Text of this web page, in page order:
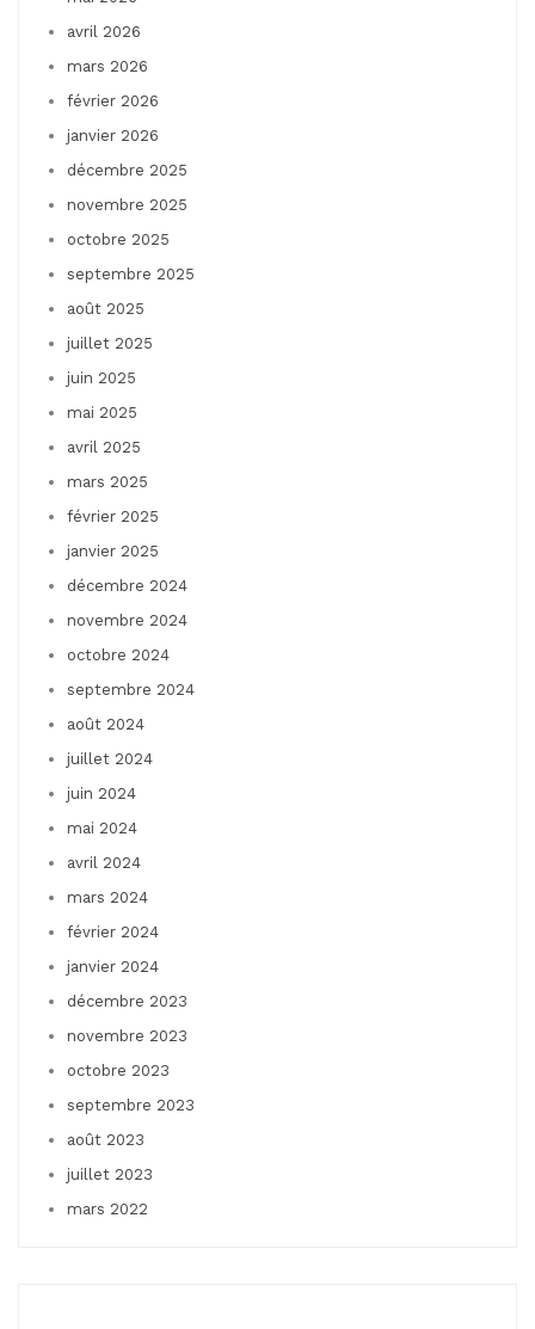
avril 2026
mars 2026
février 2026
janvier 2026
décembre 2025
novembre 2025
octobre 2025
septembre 2025
août 2025
juillet 2025
juin 2025
mai 2025
avril 2025
mars 2025
février 2025
janvier 2025
décembre 2024
novembre 2024
octobre 2024
septembre 2024
août 2024
juillet 2024
juin 2024
mai 2024
avril 2024
mars 2024
février 2024
janvier 2024
décembre 2023
novembre 2023
octobre 2023
septembre 2023
août 2023
juillet 2023
mars 2022